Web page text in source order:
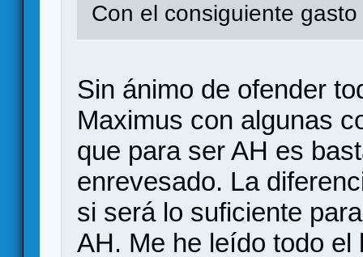
Con el consiguiente
Sin ánimo de ofender
Maximus con algunas
que para ser AH es
enrevesado. La
si será lo suficiente
AH. Me he leído todo